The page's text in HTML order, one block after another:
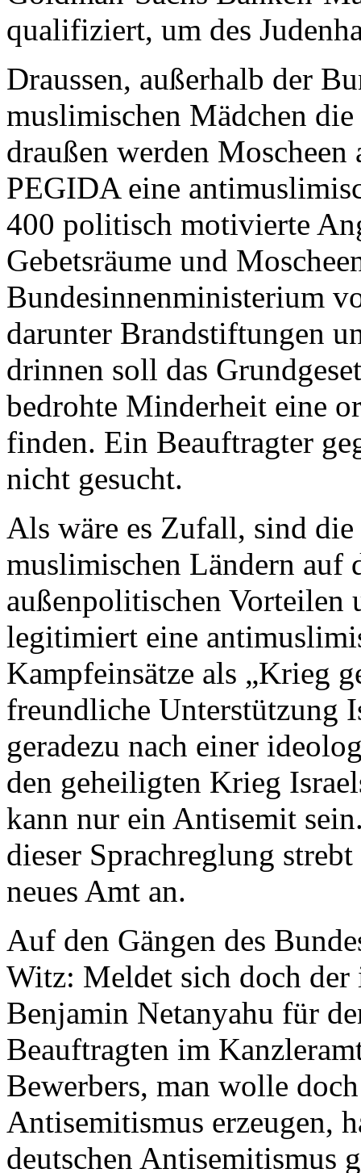
qualifiziert, um des
Draussen, außerhalb der
muslimischen Mädchen
draußen werden
PEGIDA eine
400 politisch motivierte
Gebetsräume und
Bundesinnenministerium
darunter Brandstiftungen
drinnen soll das
bedrohte Minderheit eine
finden. Ein Beauftragter
nicht gesucht.
Als wäre es Zufall, sind
muslimischen Ländern auf
außenpolitischen Vorteilen
legitimiert eine
Kampfeinsätze als „Krieg
freundliche Unterstützung
geradezu nach einer
den geheiligten Krieg
kann nur ein Antisemit
dieser Sprachreglung
neues Amt an.
Auf den Gängen des
Witz: Meldet sich doch
Benjamin Netanyahu für
Beauftragten im
Bewerbers, man wolle
Antisemitismus erzeugen,
deutschen Antisemitismus